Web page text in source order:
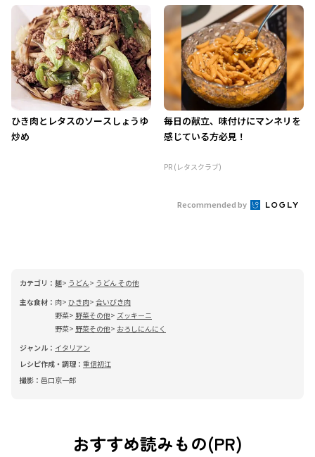
ひき肉とレタスのソースしょうゆ
炒め
毎日の献立、味付けにマンネリを
感じている方必見！
PR (レタスクラブ)
Recommended by
カテゴリ： 麺 うどん
うどん その他
主な食材： 肉 ひき肉 合いびき肉
野菜
野菜その他
ズッキーニ
野菜
野菜その他
おろしにんにく
ジャンル： イタリアン
レシピ作成・調理： 重信初江
撮影： 邑口京一郎
おすすめ読みもの(PR)